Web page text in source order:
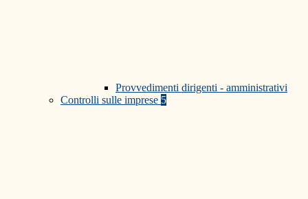
Provvedimenti dirigenti - amministrativi
Controlli sulle imprese 5